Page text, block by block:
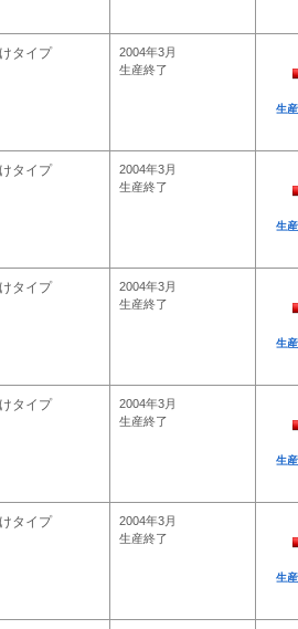
タイプ
2004年3月
生産終了
生
タイプ
2004年3月
生産終了
生
タイプ
2004年3月
生産終了
生
タイプ
2004年3月
生産終了
生
タイプ
2004年3月
生産終了
生